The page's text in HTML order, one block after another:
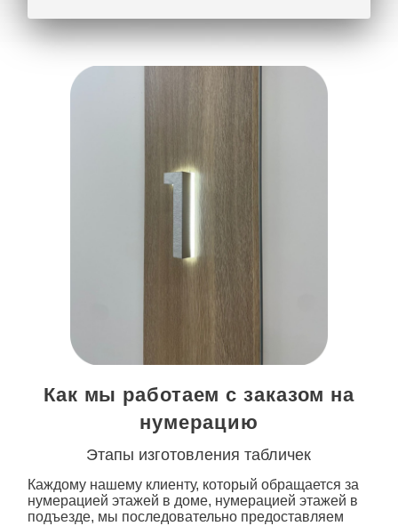
Как мы работаем с заказом на
нумерацию
Этапы изготовления табличек
Каждому нашему клиенту, который обращается за
нумерацией этажей в доме, нумерацией этажей в
подъезде, мы последовательно предоставляем